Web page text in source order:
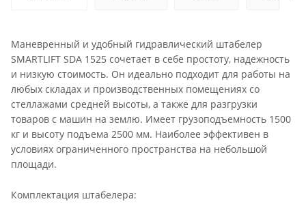
Маневренный и удобный гидравлический штабелер
SMARTLIFT SDA 1525 сочетает в себе простоту, надежность
и низкую стоимость. Он идеально подходит для работы на
любых складах и производственных помещениях со
стеллажами средней высоты, а также для разгрузки
товаров с машин на землю. Имеет грузоподъемность 1500
кг и высоту подъема 2500 мм. Наиболее эффективен в
условиях ограниченного пространства на небольшой
площади.
Комплектация штабелера: